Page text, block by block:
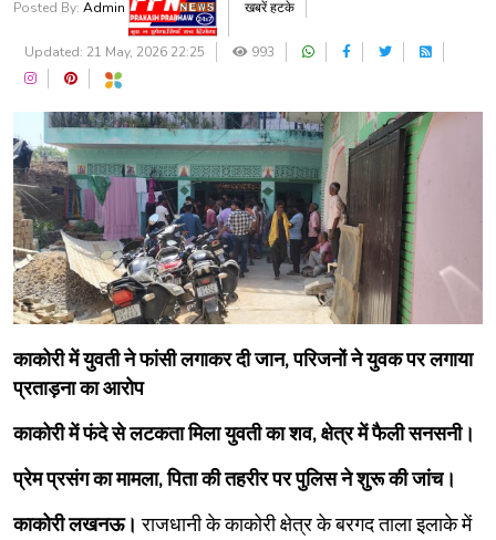
Posted By: Admin खबरें हटके
Updated: 21 May, 2026 22:25 993
काकोरी में युवती ने फांसी लगाकर दी जान, परिजनों ने युवक पर लगाया
प्रताड़ना का आरोप
काकोरी में फंदे से लटकता मिला युवती का शव, क्षेत्र में फैली सनसनी।
प्रेम प्रसंग का मामला, पिता की तहरीर पर पुलिस ने शुरू की जांच।
काकोरी लखनऊ।राजधानी के काकोरी क्षेत्र के बरगद ताला इलाके में